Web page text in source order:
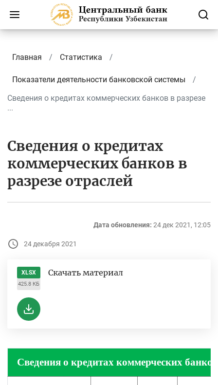
Главная Статистика
Показатели деятельности банковской системы
Сведения о кредитах коммерческих банков в разрезе
...
Сведения о кредитах
коммерческих банков в
разрезе отраслей
Дата обновления: 24 дек 2021, 12:05
24 декабря 2021
XLSX
425.8 КБ
Скачать материал
Сведения о кредитах коммерческих банков